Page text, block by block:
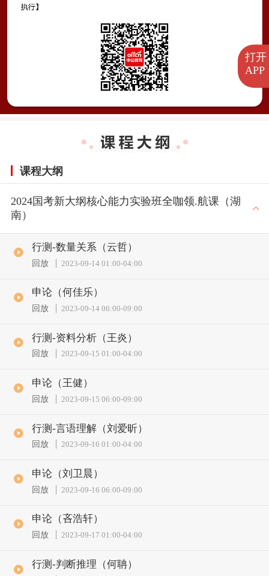
打开
APP
课程大纲
2024国考新大纲核心能力实验班全咖领.航课（湖
南）
行测-数量关系（云哲）
回放 2023-09-14 01:00-04:00
申论（何佳乐）
回放 2023-09-14 06:00-09:00
行测-资料分析（王炎）
回放 2023-09-15 01:00-04:00
申论（王健）
回放 2023-09-15 06:00-09:00
行测-言语理解（刘爱昕）
回放 2023-09-16 01:00-04:00
申论（刘卫晨）
回放 2023-09-16 06:00-09:00
申论（吝浩轩）
回放 2023-09-17 01:00-04:00
行测-判断推理（何聃）